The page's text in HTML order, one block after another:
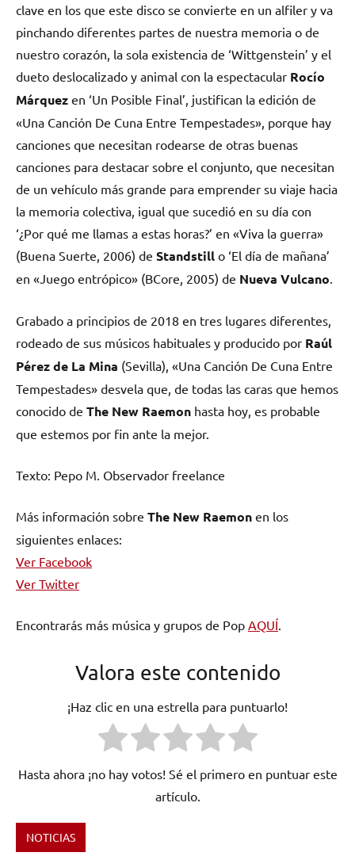
clave en los que este disco se convierte en un alfiler y va
pinchando diferentes partes de nuestra memoria o de
nuestro corazón, la sola existencia de ‘Wittgenstein’ y el
dueto deslocalizado y animal con la espectacular Rocío
Márquez en ‘Un Posible Final’, justifican la edición de
«Una Canción De Cuna Entre Tempestades», porque hay
canciones que necesitan rodearse de otras buenas
canciones para destacar sobre el conjunto, que necesitan
de un vehículo más grande para emprender su viaje hacia
la memoria colectiva, igual que sucedió en su día con
‘¿Por qué me llamas a estas horas?’ en «Viva la guerra»
(Buena Suerte, 2006) de Standstill o ‘El día de mañana’
en «Juego entrópico» (BCore, 2005) de Nueva Vulcano
Grabado a principios de 2018 en tres lugares diferentes,
rodeado de sus músicos habituales y producido por Raúl
Pérez de La Mina (Sevilla), «Una Canción De Cuna Entre
Tempestades» desvela que, de todas las caras que hemos
conocido de The New Raemon hasta hoy, es probable
que estemos por fin ante la mejor.
Texto: Pepo M. Observador freelance
Más información sobre The New Raemon en los
siguientes enlaces:
Ver Facebook
Ver Twitter
Encontrarás más música y grupos de Pop AQUÍ
Valora este contenido
¡Haz clic en una estrella para puntuarlo!
Hasta ahora ¡no hay votos! Sé el primero en puntuar este
artículo.
Etiquetado
NOTICIAS